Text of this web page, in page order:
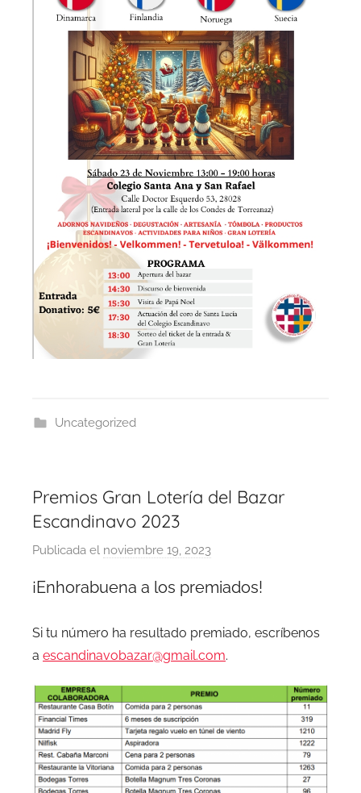
Uncategorized
Premios Gran Lotería del Bazar
Escandinavo 2023
Publicada el noviembre 19, 2023
r
a
z
r
A
d
m
i
¡Enhorabuena a los premiados!
Si tu número ha resultado premiado, escríbenos
a escandinavobazar@gmail.com.